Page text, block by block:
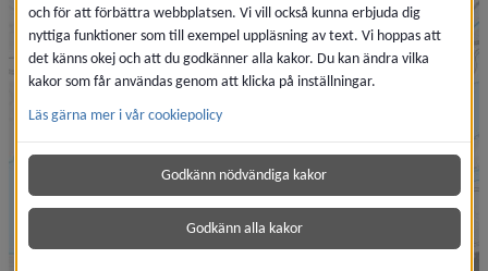
och för att förbättra webbplatsen. Vi vill också kunna erbjuda dig
nyttiga funktioner som till exempel uppläsning av text. Vi hoppas att
det känns okej och att du godkänner alla kakor. Du kan ändra vilka
kakor som får användas genom att klicka på inställningar.
Läs gärna mer i vår cookiepolicy
Godkänn nödvändiga kakor
Godkänn alla kakor